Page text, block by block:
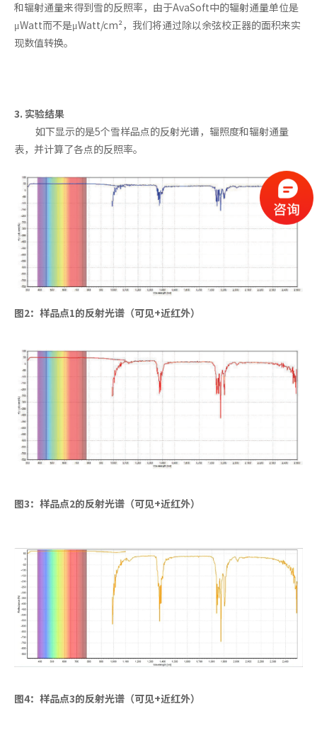
和辐射通量来得到雪的反照率，由于AvaSoft中的辐射通量单位是
μWatt而不是μWatt/cm²，我们将通过除以余弦校正器的面积来实
现数值转换。
3. 实验结果
如下显示的是5个雪样品点的反射光谱，辐照度和辐射通量
表，并计算了各点的反照率。
图2：样品点1的反射光谱（可见+近红外）
图3：样品点2的反射光谱（可见+近红外）
图4：样品点3的反射光谱（可见+近红外）